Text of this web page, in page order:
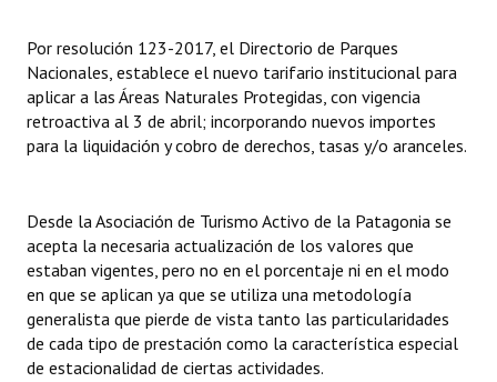
INSTITUCIONAL
Antiguos Pobladores
Noticias Destacadas
Datos Históricos
Premio al Mérito - Registro
Audiencias Públicas - Registro
Mujeres que Dejaron Huellas - Registro
Por resolución 123-2017, el Directorio de Parques
Nacionales, establece el nuevo tarifario institucional para
aplicar a las Áreas Naturales Protegidas, con vigencia
retroactiva al 3 de abril; incorporando nuevos importes
para la liquidación y cobro de derechos, tasas y/o aranceles.
Desde la Asociación de Turismo Activo de la Patagonia se
acepta la necesaria actualización de los valores que
estaban vigentes, pero no en el porcentaje ni en el modo
en que se aplican ya que se utiliza una metodología
generalista que pierde de vista tanto las particularidades
de cada tipo de prestación como la característica especial
de estacionalidad de ciertas actividades.